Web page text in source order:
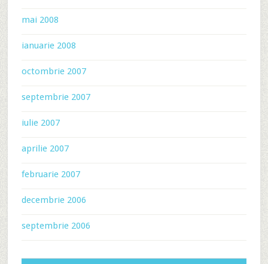
mai 2008
ianuarie 2008
octombrie 2007
septembrie 2007
iulie 2007
aprilie 2007
februarie 2007
decembrie 2006
septembrie 2006